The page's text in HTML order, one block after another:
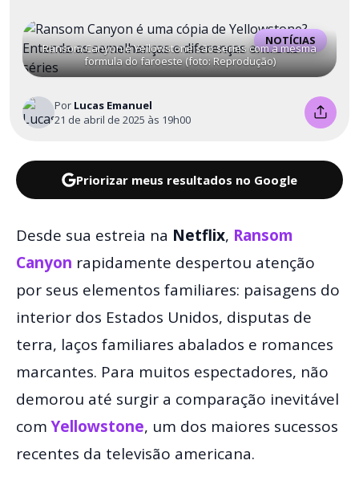
NOTÍCIAS
Ransom Canyon e Yellowstone são series com a mesma
formula do faroeste (foto: Reprodução)
Por Lucas Emanuel
21 de abril de 2025 às 19h00
Priorizar meus resultados no Google
Desde sua estreia na Netflix, Ransom
Canyon rapidamente despertou atenção
por seus elementos familiares: paisagens do
interior dos Estados Unidos, disputas de
terra, laços familiares abalados e romances
marcantes. Para muitos espectadores, não
demorou até surgir a comparação inevitável
comYellowstone, um dos maiores sucessos
recentes da televisão americana.